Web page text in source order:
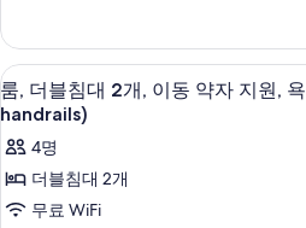
(Zephyr)
사
진
모
두
보
기
대
개
(Zephyr)
세
히
기
룸,
더
블
침
대
고
5
룸, 더블침대 2개, 이동 약자 지원,
handrails)
4명
더블침대 2개
무료 WiFi